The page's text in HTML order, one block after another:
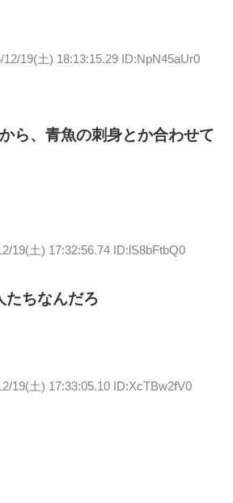
12/19(土) 18:13:15.29 ID:NpN45aUr0
ら、青魚の刺身とか合わせて
19(土) 17:32:56.74 ID:lS8bFtbQ0
たちなんだろ
19(土) 17:33:05.10 ID:XcTBw2fV0